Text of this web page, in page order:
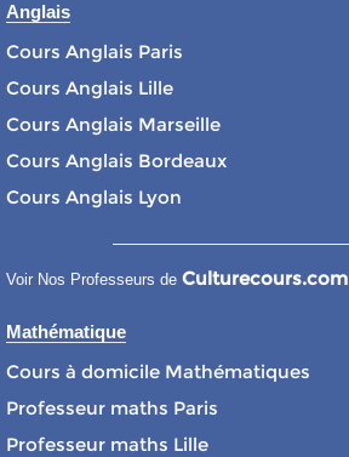
Anglais
Cours Anglais Paris
Cours Anglais Lille
Cours Anglais Marseille
Cours Anglais Bordeaux
Cours Anglais Lyon
Voir Nos Professeurs de Culturecours.com
Mathématique
Cours à domicile Mathématiques
Professeur maths Paris
Professeur maths Lille